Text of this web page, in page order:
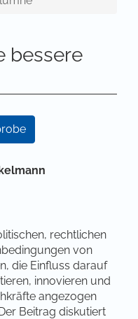
bessere
oder durch Zahlung
rechtlichen
von
die Einfluss darauf
innovieren und
angezogen
Beitrag diskutiert